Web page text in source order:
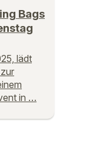
Bags
lädt
in …